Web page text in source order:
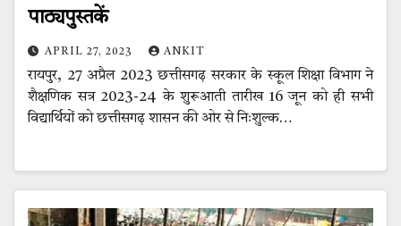
पाठ्यपुस्तकें
APRIL 27, 2023 ANKIT
रायपुर, 27 अप्रैल 2023 छत्तीसगढ़ सरकार के स्कूल शिक्षा विभाग ने
शैक्षणिक सत्र 2023-24 के शुरूआती तारीख 16 जून को ही सभी
विद्यार्थियों को छत्तीसगढ़ शासन की ओर से निःशुल्क…